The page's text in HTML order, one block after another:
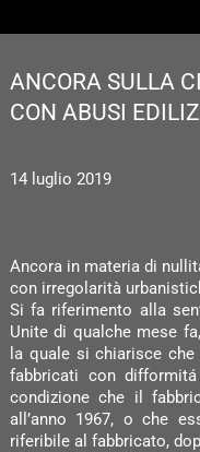
ANCORA SULLA
CON ABUSI
14 luglio 2019
Ancora in materia di
con irregolarità
Si fa riferimento alla
Unite di qualche mese
la quale si chiarisce
fabbricati con
condizione che il
all’anno 1967, o che
riferibile al fabbricato,